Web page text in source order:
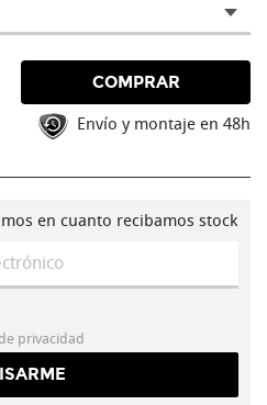
COMPRAR
Envío y montaje en 48h
en cuanto recibamos stock
privacidad